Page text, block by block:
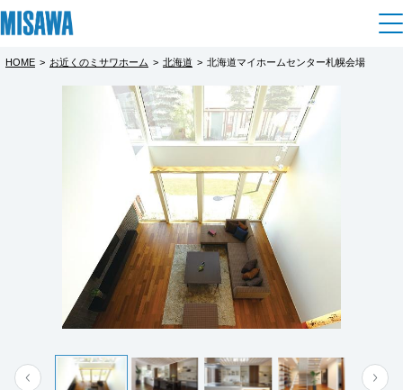
住まい
テクノロジー（住まいの性能）
建築事例・建築実例
デザイナーズギャラリー
賃貸併用住宅
店舗・各種施設
土地活用モデルルーム見学
戸建て・マンション
ミサワリフォームとは
リフォームの流れ
まちづくり
複合開発・投資開発
複合開発事業（ASMACI-アスマチ-）
オーナーサポート
サポートメニュー
企 業・IR情報
HOME > お近くのミサワホーム > 北海道 > 北海道マイホームセンター札幌会場
都道府県を選択
青森県
【豊平区】ママパパ安心見学会＜完全予
住宅展示場でモデルハウスをゆっくり見学し
ませんか？
保育士さんにお子様をあずけて、ゆっくり、
ゆったり、将来の家づくりを一緒に考えま
す。
完全予約制となっておりますので、事前にご